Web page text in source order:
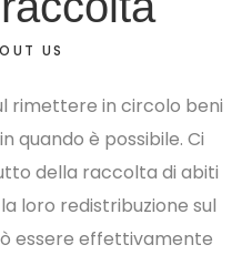
US
rimettere in circolo beni
quando è possibile. Ci
della raccolta di abiti
loro redistribuzione sul
essere effettivamente